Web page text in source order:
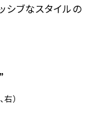
シブなスタイルの
、右）